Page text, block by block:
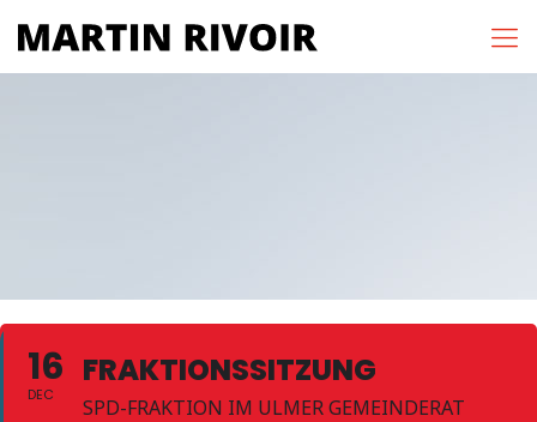
16
DEC
FRAKTIONSSITZUNG
SPD-FRAKTION IM ULMER GEMEINDERAT